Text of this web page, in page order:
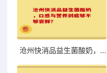
沧州快消品益生菌酸奶，口感与营养到底够不够尝鲜？